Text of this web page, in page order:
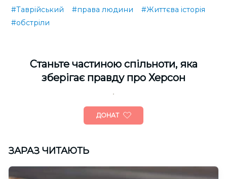
#Таврійський #права людини
#Життєва історія
#обстріли
Cтаньте частиною спільноти, яка
зберігає правду про Херсон
ДОНАТ
ЗАРАЗ ЧИТАЮТЬ